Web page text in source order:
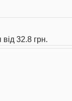
від 32.8 грн.